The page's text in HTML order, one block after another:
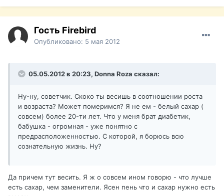
Гость Firebird
Опубликовано: 5 мая 2012
05.05.2012 в 20:23, Donna Roza сказал:
Ну-ну, советчик. Скоко ты весишь в соотношении роста
и возраста? Может померимся? Я не ем - белый сахар (
совсем) более 20-ти лет. Что у меня брат диабетик,
бабушка - огромная - уже понятно с
предрасположенностью. С которой, я борюсь всю
сознательную жизнь. Ну?
Да причем тут весить. Я ж о совсем ином говорю - что лучше
есть сахар, чем заменители. Ясен пень что и сахар нужно есть